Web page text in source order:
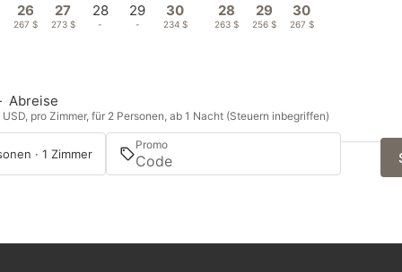
26
267 $
27
273 $
28
-
29
-
30
234 $
28
263 $
29
256 $
30
267 $
Abreise
pro Zimmer, für 2 Personen, ab 1 Nacht (Steuern inbegriffen)
· 1 Zimmer
Promo